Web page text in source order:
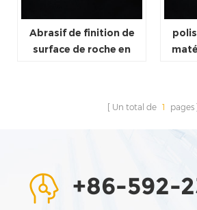
Abrasif de finition de
surface de roche en
Un total de 1 pages
+86-592-